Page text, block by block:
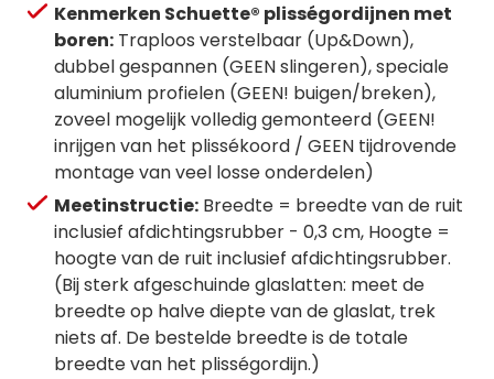
Kenmerken Schuette® plisségordijnen met
boren: Traploos verstelbaar (Up&Down),
dubbel gespannen (GEEN slingeren), speciale
aluminium profielen (GEEN! buigen/breken),
zoveel mogelijk volledig gemonteerd (GEEN!
inrijgen van het plissékoord / GEEN tijdrovende
montage van veel losse onderdelen)
Meetinstructie: Breedte = breedte van de ruit
inclusief afdichtingsrubber - 0,3 cm, Hoogte =
hoogte van de ruit inclusief afdichtingsrubber.
(Bij sterk afgeschuinde glaslatten: meet de
breedte op halve diepte van de glaslat, trek
niets af. De bestelde breedte is de totale
breedte van het plisségordijn.)